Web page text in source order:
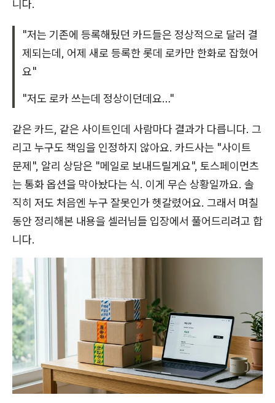
니다.
"저는 기존에 등록해뒀던 카드들은 정상적으로 달러 결
제되는데, 어제 새로 등록한 롯데 로카만 한화로 잡혔어
요"
"저도 로카 쓰는데 정상이던데요…"
같은 카드, 같은 사이트인데 사람마다 결과가 다릅니다. 그
리고 누구도 책임을 인정하지 않아요. 카드사는 "사이트
문제", 알리 상담은 "메일로 보내드릴게요", 토스페이먼츠
는 통화 옵션을 막아놨다는 식. 이게 무슨 상황일까요. 솔
직히 저도 처음엔 누구 잘못인가 헷갈렸어요. 그래서 며칠
동안 정리해본 내용을 셀러님들 입장에서 풀어드리려고 합
니다.